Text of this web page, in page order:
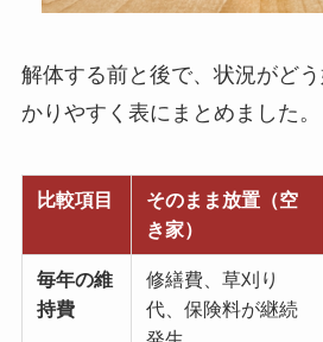
解体する前と後で、状況がど
かりやすく表にまとめました。
比較項目
そのまま放置（空
き家）
毎年の維
持費
修繕費、草刈り
代、保険料が継続